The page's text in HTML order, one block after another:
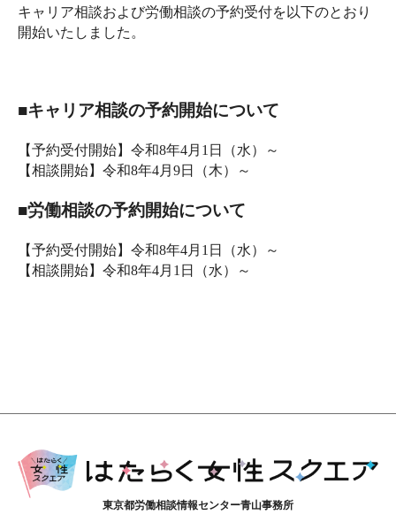
キャリア相談および労働相談の予約受付を以下のとおり
開始いたしました。
■キャリア相談の予約開始について
【予約受付開始】令和8年4月1日（水）～
【相談開始】令和8年4月9日（木）～
■労働相談の予約開始について
【予約受付開始】令和8年4月1日（水）～
【相談開始】令和8年4月1日（水）～
東京都労働相談情報センター青山事務所